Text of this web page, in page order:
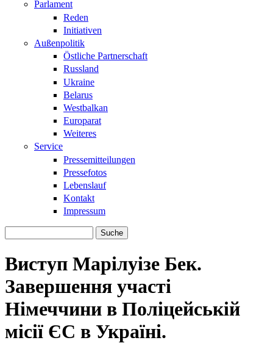
Parlament
Reden
Initiativen
Außenpolitik
Östliche Partnerschaft
Russland
Ukraine
Belarus
Westbalkan
Europarat
Weiteres
Service
Pressemitteilungen
Pressefotos
Lebenslauf
Kontakt
Impressum
Виступ Марілуізе Бек.
Завершення участі
Німеччини в Поліцейській
місії ЄС в Україні.